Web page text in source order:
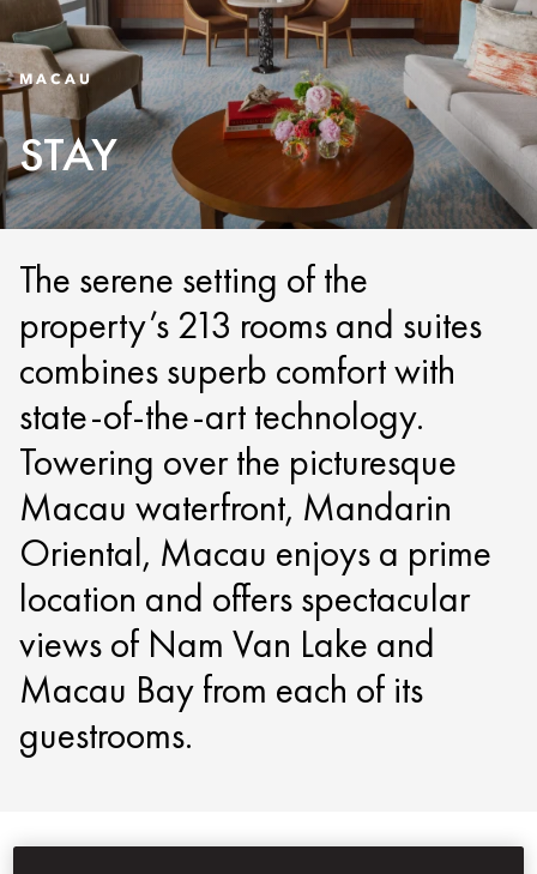
MACAU
STAY
The serene setting of the
property’s 213 rooms and suites
combines superb comfort with
state-of-the-art technology.
Towering over the picturesque
Macau waterfront, Mandarin
Oriental, Macau enjoys a prime
location and offers spectacular
views of Nam Van Lake and
Macau Bay from each of its
guestrooms.